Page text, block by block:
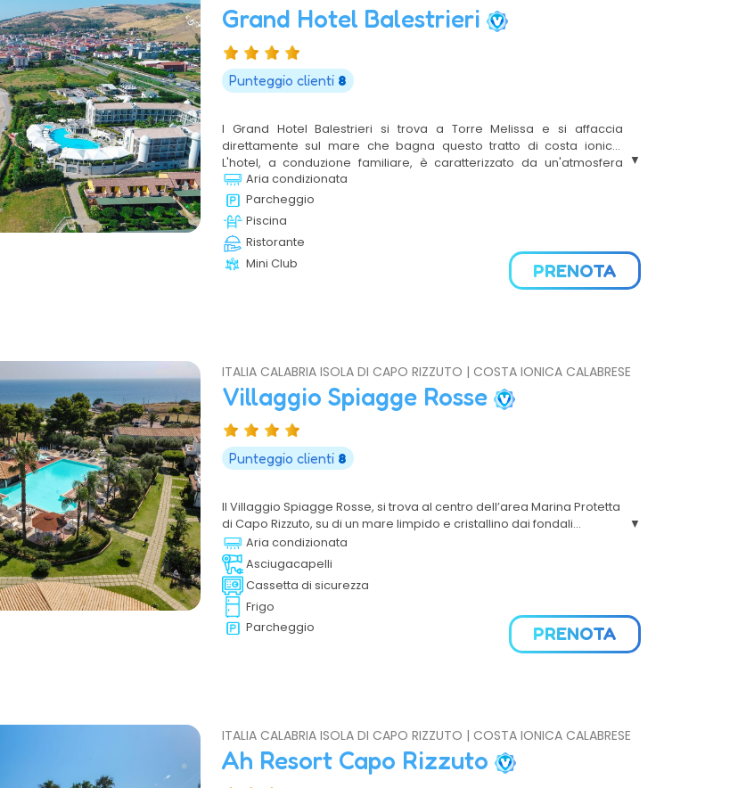
Grand Hotel Balestrieri
Punteggio clienti 8
l Grand Hotel Balestrieri si trova a Torre Melissa e si affaccia
direttamente sul mare che bagna questo tratto di costa ionica.
L'hotel, a conduzione familiare, è caratterizzato da un'atmosfera
accogliente e confortevole ed è l'ideale per una piacevole vacanza
al mare in Calabria, in un’area ricca di attrazioni naturalistiche ma
anche storico archeologiche..a
Aria condizionata
Parcheggio
Piscina
Ristorante
Mini Club
PRENOTA
ITALIA CALABRIA ISOLA DI CAPO RIZZUTO | COSTA IONICA CALABRESE
Villaggio Spiagge Rosse
Punteggio clienti 8
Il Villaggio Spiagge Rosse, si trova al centro dell’area Marina Protetta
di Capo Rizzuto, su di un mare limpido e cristallino dai fondali
incredibilmente ricchi di flora e fauna sommersa; è armoniosamente
inserito in un contesto di naturale bellezza.
Aria condizionata
Asciugacapelli
Cassetta di sicurezza
Frigo
Parcheggio
PRENOTA
ITALIA CALABRIA ISOLA DI CAPO RIZZUTO | COSTA IONICA CALABRESE
Ah Resort Capo Rizzuto